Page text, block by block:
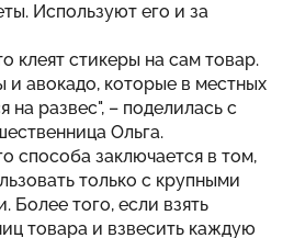
Используют его и за
клеят стикеры на сам товар.
и авокадо, которые в местных
на развес", – поделилась с
Ольга.
способа заключается в том,
только с крупными
того, если взять
товара и взвесить каждую